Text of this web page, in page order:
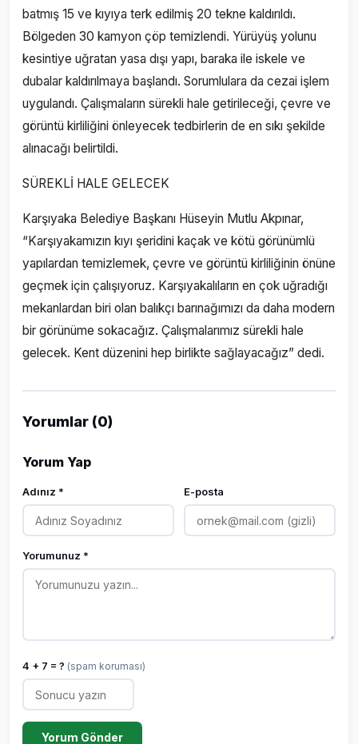
batmış 15 ve kıyıya terk edilmiş 20 tekne kaldırıldı.
Bölgeden 30 kamyon çöp temizlendi. Yürüyüş yolunu
kesintiye uğratan yasa dışı yapı, baraka ile iskele ve
dubalar kaldırılmaya başlandı. Sorumlulara da cezai işlem
uygulandı. Çalışmaların sürekli hale getirileceği, çevre ve
görüntü kirliliğini önleyecek tedbirlerin de en sıkı şekilde
alınacağı belirtildi.
SÜREKLİ HALE GELECEK
Karşıyaka Belediye Başkanı Hüseyin Mutlu Akpınar,
“Karşıyakamızın kıyı şeridini kaçak ve kötü görünümlü
yapılardan temizlemek, çevre ve görüntü kirliliğinin önüne
geçmek için çalışıyoruz. Karşıyakalıların en çok uğradığı
mekanlardan biri olan balıkçı barınağımızı da daha modern
bir görünüme sokacağız. Çalışmalarımız sürekli hale
gelecek. Kent düzenini hep birlikte sağlayacağız” dedi.
Yorumlar (0)
Yorum Yap
Adınız * E-posta
Yorumunuz *
4 + 7 = ? (spam koruması)
Yorum Gönder